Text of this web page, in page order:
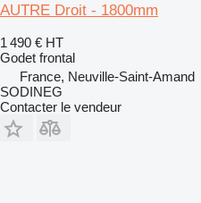
AUTRE Droit - 1800mm
1 490 € HT
Godet frontal
France, Neuville-Saint-Amand
SODINEG
Contacter le vendeur